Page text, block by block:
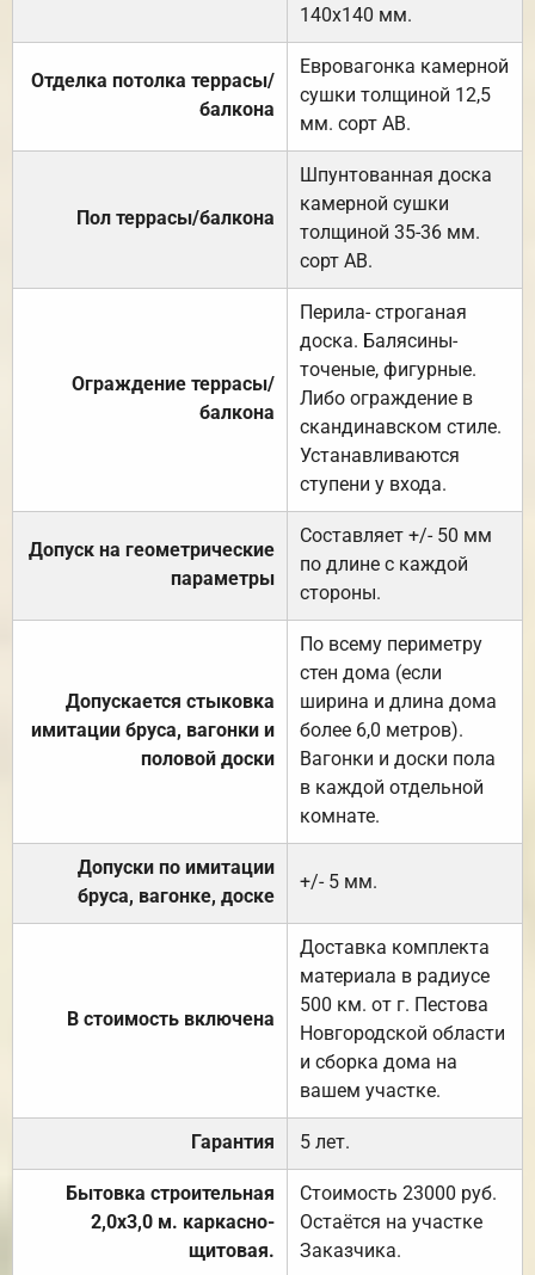
140х140 мм.
Отделка потолка террасы/
балкона
Евровагонка камерной
сушки толщиной 12,5
мм. сорт АВ.
Пол террасы/балкона
Шпунтованная доска
камерной сушки
толщиной 35-36 мм.
сорт АВ.
Ограждение террасы/
балкона
Перила- строганая
доска. Балясины-
точеные, фигурные.
Либо ограждение в
скандинавском стиле.
Устанавливаются
ступени у входа.
Допуск на геометрические
параметры
Составляет +/- 50 мм
по длине с каждой
стороны.
Допускается стыковка
имитации бруса, вагонки и
половой доски
По всему периметру
стен дома (если
ширина и длина дома
более 6,0 метров).
Вагонки и доски пола
в каждой отдельной
комнате.
Допуски по имитации
бруса, вагонке, доске
+/- 5 мм.
В стоимость включена
Доставка комплекта
материала в радиусе
500 км. от г. Пестова
Новгородской области
и сборка дома на
вашем участке.
Гарантия 5 лет.
Бытовка строительная
2,0х3,0 м. каркасно-
щитовая.
Стоимость 23000 руб.
Остаётся на участке
Заказчика.